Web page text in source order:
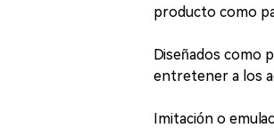
producto como
Diseñados como
entretener a los
Imitación o